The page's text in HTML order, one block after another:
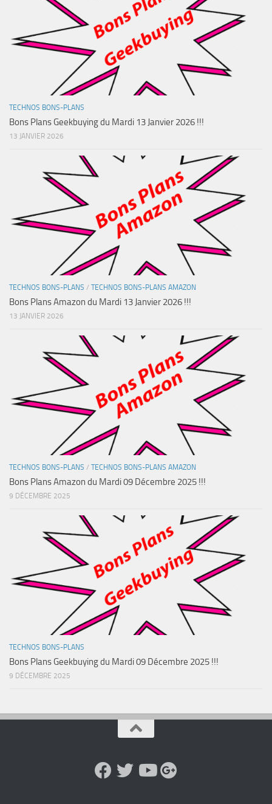
TECHNOS BONS-PLANS
Bons Plans Geekbuying du Mardi 13 Janvier 2026 !!!
13 JANVIER 2026
TECHNOS BONS-PLANS / TECHNOS BONS-PLANS AMAZON
Bons Plans Amazon du Mardi 13 Janvier 2026 !!!
13 JANVIER 2026
TECHNOS BONS-PLANS / TECHNOS BONS-PLANS AMAZON
Bons Plans Amazon du Mardi 09 Décembre 2025 !!!
9 DÉCEMBRE 2025
TECHNOS BONS-PLANS
Bons Plans Geekbuying du Mardi 09 Décembre 2025 !!!
9 DÉCEMBRE 2025